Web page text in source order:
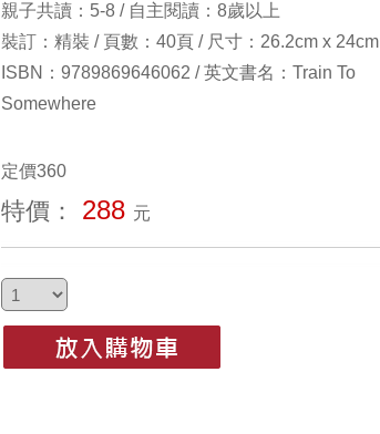
親子共讀：5-8 / 自主閱讀：8歲以上
裝訂：精裝 / 頁數：40頁 / 尺寸：26.2cm x 24cm
ISBN：9789869646062 / 英文書名：Train To
Somewhere
定價360
特價： 288 元